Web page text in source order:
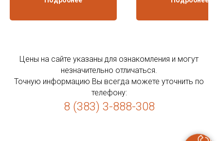
Цены на сайте указаны для ознакомления и могут
незначительно отличаться.
Точную информацию Вы всегда можете уточнить по
телефону:
8 (383) 3-888-308